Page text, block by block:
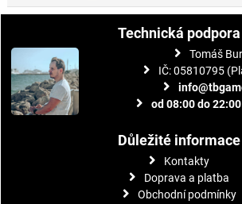
Technická podpora
Tomáš
IČ: 05810795
od 08:00 do
Důležité informace
Kontakty
Doprava a platba
Obchodní podmínky